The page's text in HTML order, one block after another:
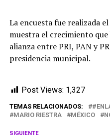
La encuesta fue realizada
muestra el crecimiento
alianza entre PRI, PAN y
presidencia municipal.
Post Views: 1,327
TEMAS RELACIONADOS:
MARIO RIESTRA
MÉXICO
SIGUIENTE